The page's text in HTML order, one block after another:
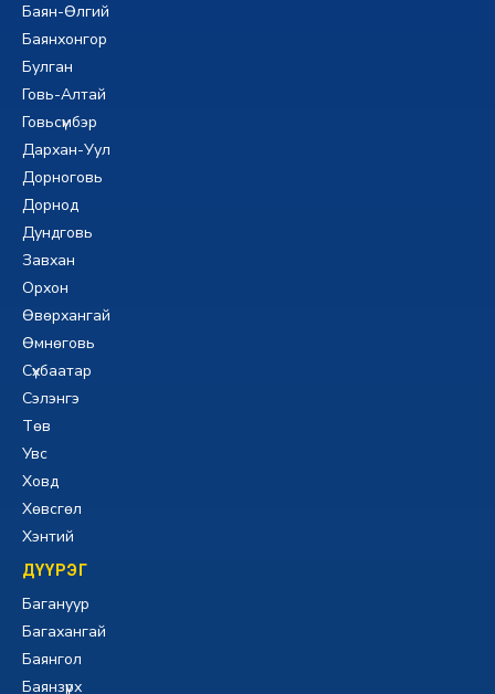
Баян-Өлгий
Баянхонгор
Булган
Говь-Алтай
Говьсүмбэр
Дархан-Уул
Дорноговь
Дорнод
Дундговь
Завхан
Орхон
Өвөрхангай
Өмнөговь
Сүхбаатар
Сэлэнгэ
Төв
Увс
Ховд
Хөвсгөл
Хэнтий
ДҮҮРЭГ
Багануур
Багахангай
Баянгол
Баянзүрх